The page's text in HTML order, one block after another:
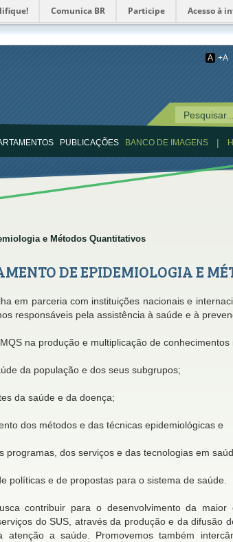
Comunica BR Participe Acesso à
A +A
PUBLICAÇÕES BANCO DE IMAGENS |
e Métodos Quantitativos
DE EPIDEMIOLOGIA E
em parceria com instituições nacionais e
responsáveis pela assistência à saúde e à
na produção e multiplicação de conhecimentos
da população e dos seus subgrupos;
da saúde e da doença;
dos métodos e das técnicas epidemiológicas
programas, dos serviços e das tecnologias em
políticas e de propostas para o sistema de saúde.
contribuir para o desenvolvimento da
do SUS, através da produção e da difusão
atenção a saúde. Promovemos também